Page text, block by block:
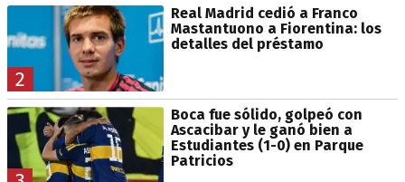
2
Real Madrid cedió a Franco
Mastantuono a Fiorentina: los
detalles del préstamo
Boca fue sólido, golpeó con
Ascacibar y le ganó bien a
Estudiantes (1-0) en Parque
Patricios